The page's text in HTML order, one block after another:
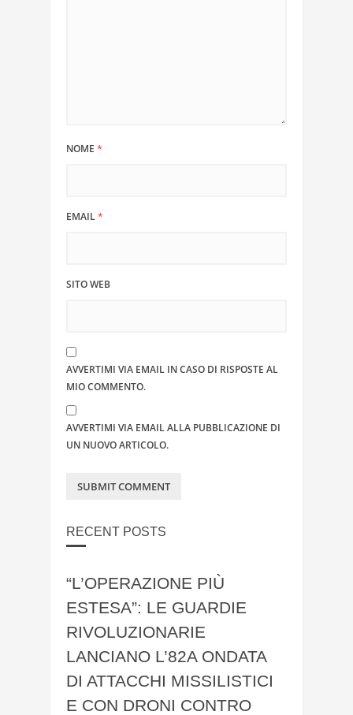
NOME *
EMAIL*
SITO WEB
AVVERTIMI VIA EMAIL IN CASO DI RISPOSTE AL
MIO COMMENTO.
AVVERTIMI VIA EMAIL ALLA PUBBLICAZIONE DI
UN NUOVO ARTICOLO.
RECENT POSTS
“L’OPERAZIONE PIÙ
ESTESA”: LE GUARDIE
RIVOLUZIONARIE
LANCIANO L’82A ONDATA
DI ATTACCHI MISSILISTICI
E CON DRONI CONTRO